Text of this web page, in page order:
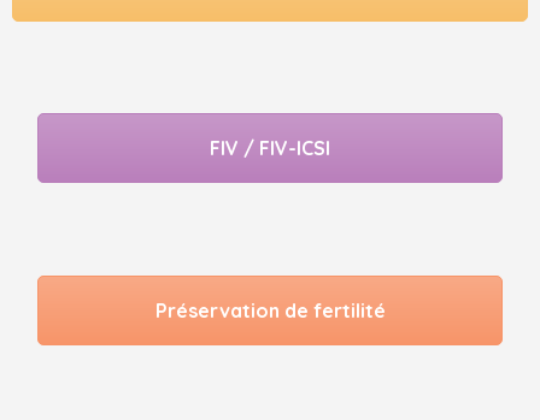
FIV / FIV-ICSI
Préservation de fertilité